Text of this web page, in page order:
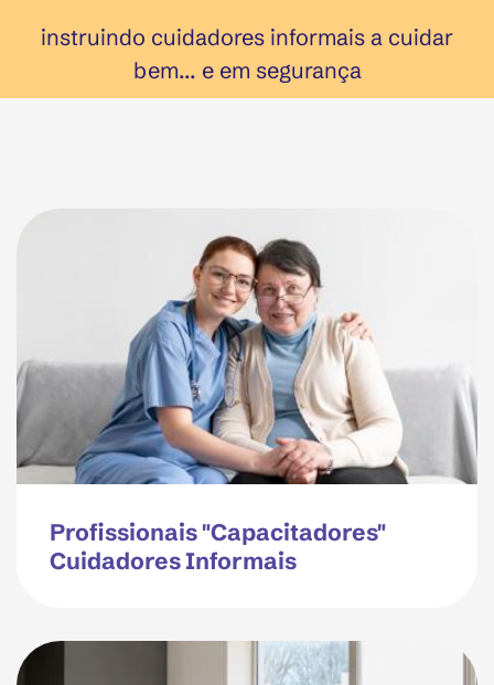
instruindo cuidadores informais a cuidar
bem... e em segurança
Profissionais "Capacitadores"
Cuidadores Informais